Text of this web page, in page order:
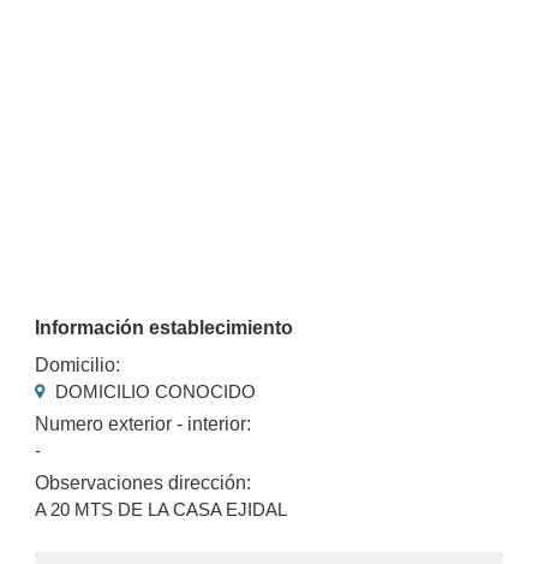
Información establecimiento
Domicilio:
DOMICILIO CONOCIDO
Numero exterior - interior:
-
Observaciones dirección:
A 20 MTS DE LA CASA EJIDAL